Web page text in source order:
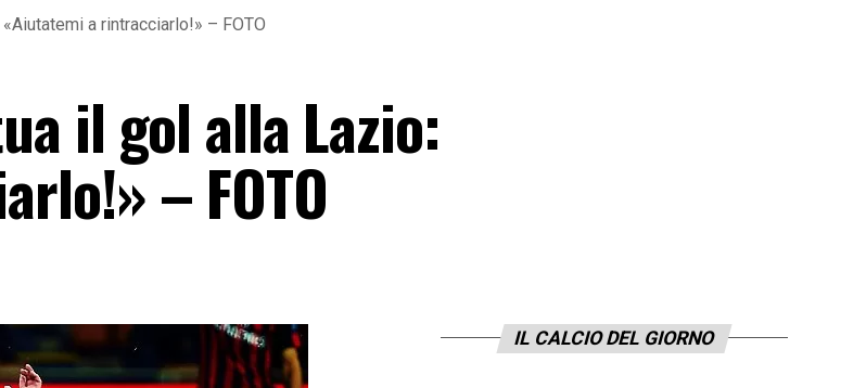
a rintracciarlo!» – FOTO
il gol alla Lazio:
– FOTO
IL CALCIO DEL GIORNO